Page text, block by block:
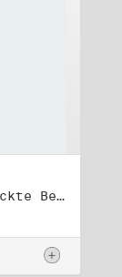
Titel: Manuskripte und gedruckte Belege (1)